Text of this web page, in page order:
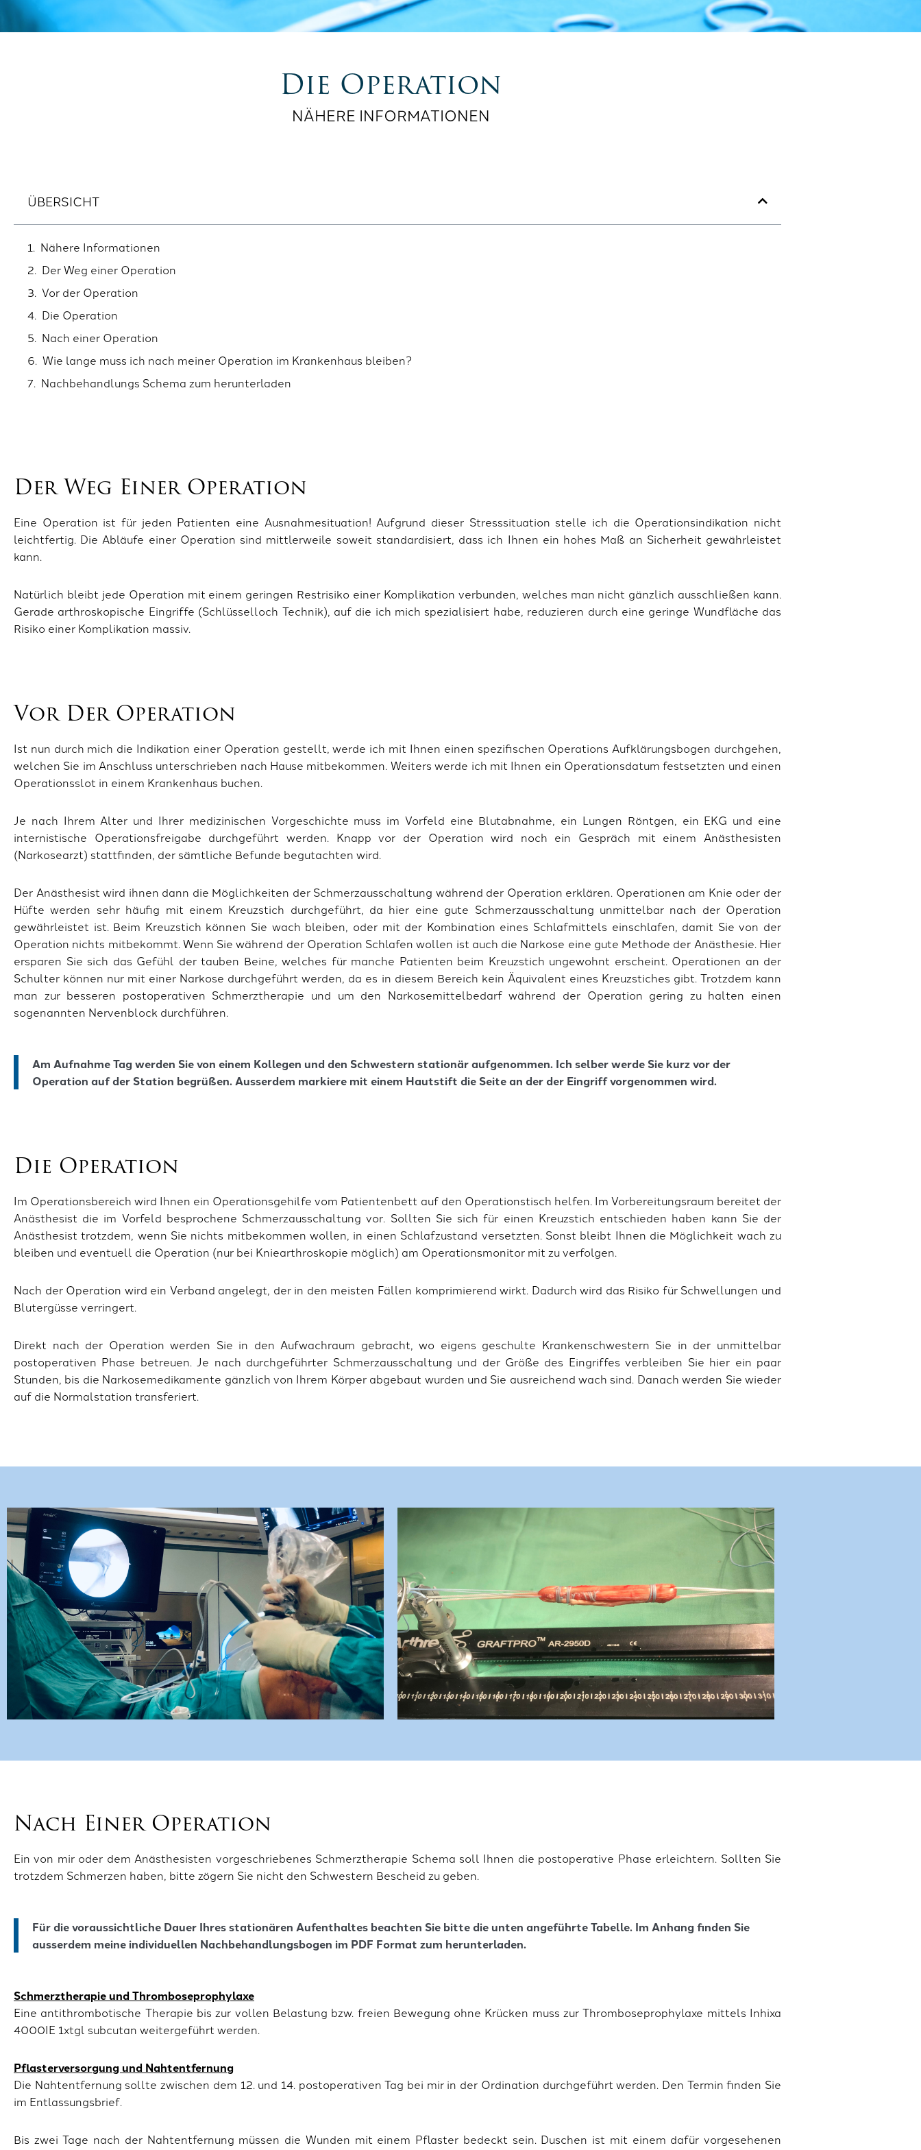
Die Operation
NÄHERE INFORMATIONEN
ÜBERSICHT
Nähere Informationen
Der Weg einer Operation
Vor der Operation
Die Operation
Nach einer Operation
Wie lange muss ich nach meiner Operation im Krankenhaus bleiben?
Nachbehandlungs Schema zum herunterladen
Der Weg Einer Operation
Eine Operation ist für jeden Patienten eine Ausnahmesituation! Aufgrund dieser Stresssituation stelle ich die Operationsindikation nicht
leichtfertig. Die Abläufe einer Operation sind mittlerweile soweit standardisiert, dass ich Ihnen ein hohes Maß an Sicherheit gewährleistet
kann.
Natürlich bleibt jede Operation mit einem geringen Restrisiko einer Komplikation verbunden, welches man nicht gänzlich ausschließen kann.
Gerade arthroskopische Eingriffe (Schlüsselloch Technik), auf die ich mich spezialisiert habe, reduzieren durch eine geringe Wundfläche das
Risiko einer Komplikation massiv.
Vor Der Operation
Ist nun durch mich die Indikation einer Operation gestellt, werde ich mit Ihnen einen spezifischen Operations Aufklärungsbogen durchgehen,
welchen Sie im Anschluss unterschrieben nach Hause mitbekommen. Weiters werde ich mit Ihnen ein Operationsdatum festsetzten und einen
Operationsslot in einem Krankenhaus buchen.
Je nach Ihrem Alter und Ihrer medizinischen Vorgeschichte muss im Vorfeld eine Blutabnahme, ein Lungen Röntgen, ein EKG und eine
internistische Operationsfreigabe durchgeführt werden. Knapp vor der Operation wird noch ein Gespräch mit einem Anästhesisten
(Narkosearzt) stattfinden, der sämtliche Befunde begutachten wird.
Der Anästhesist wird ihnen dann die Möglichkeiten der Schmerzausschaltung während der Operation erklären. Operationen am Knie oder der
Hüfte werden sehr häufig mit einem Kreuzstich durchgeführt, da hier eine gute Schmerzausschaltung unmittelbar nach der Operation
gewährleistet ist. Beim Kreuzstich können Sie wach bleiben, oder mit der Kombination eines Schlafmittels einschlafen, damit Sie von der
Operation nichts mitbekommt. Wenn Sie während der Operation Schlafen wollen ist auch die Narkose eine gute Methode der Anästhesie. Hier
ersparen Sie sich das Gefühl der tauben Beine, welches für manche Patienten beim Kreuzstich ungewohnt erscheint. Operationen an der
Schulter können nur mit einer Narkose durchgeführt werden, da es in diesem Bereich kein Äquivalent eines Kreuzstiches gibt. Trotzdem kann
man zur besseren postoperativen Schmerztherapie und um den Narkosemittelbedarf während der Operation gering zu halten einen
sogenannten Nervenblock durchführen.
Am Aufnahme Tag werden Sie von einem Kollegen und den Schwestern stationär aufgenommen. Ich selber werde Sie kurz vor der
Operation auf der Station begrüßen. Ausserdem markiere mit einem Hautstift die Seite an der der Eingriff vorgenommen wird.
Die Operation
Im Operationsbereich wird Ihnen ein Operationsgehilfe vom Patientenbett auf den Operationstisch helfen. Im Vorbereitungsraum bereitet der
Anästhesist die im Vorfeld besprochene Schmerzausschaltung vor. Sollten Sie sich für einen Kreuzstich entschieden haben kann Sie der
Anästhesist trotzdem, wenn Sie nichts mitbekommen wollen, in einen Schlafzustand versetzten. Sonst bleibt Ihnen die Möglichkeit wach zu
bleiben und eventuell die Operation (nur bei Kniearthroskopie möglich) am Operationsmonitor mit zu verfolgen.
Nach der Operation wird ein Verband angelegt, der in den meisten Fällen komprimierend wirkt. Dadurch wird das Risiko für Schwellungen und
Blutergüsse verringert.
Direkt nach der Operation werden Sie in den Aufwachraum gebracht, wo eigens geschulte Krankenschwestern Sie in der unmittelbar
postoperativen Phase betreuen. Je nach durchgeführter Schmerzausschaltung und der Größe des Eingriffes verbleiben Sie hier ein paar
Stunden, bis die Narkosemedikamente gänzlich von Ihrem Körper abgebaut wurden und Sie ausreichend wach sind. Danach werden Sie wieder
auf die Normalstation transferiert.
Nach Einer Operation
Ein von mir oder dem Anästhesisten vorgeschriebenes Schmerztherapie Schema soll Ihnen die postoperative Phase erleichtern. Sollten Sie
trotzdem Schmerzen haben, bitte zögern Sie nicht den Schwestern Bescheid zu geben.
Für die voraussichtliche Dauer Ihres stationären Aufenthaltes beachten Sie bitte die unten angeführte Tabelle. Im Anhang finden Sie
ausserdem meine individuellen Nachbehandlungsbogen im PDF Format zum herunterladen.
Schmerztherapie und Thromboseprophylaxe
Eine antithrombotische Therapie bis zur vollen Belastung bzw. freien Bewegung ohne Krücken muss zur Thromboseprophylaxe mittels Inhixa
4000IE 1xtgl subcutan weitergeführt werden.
Pflasterversorgung und Nahtentfernung
Die Nahtentfernung sollte zwischen dem 12. und 14. postoperativen Tag bei mir in der Ordination durchgeführt werden. Den Termin finden Sie
im Entlassungsbrief.
Bis zwei Tage nach der Nahtentfernung müssen die Wunden mit einem Pflaster bedeckt sein. Duschen ist mit einem dafür vorgesehenen